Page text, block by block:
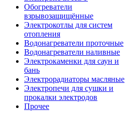
Обогреватели
взрывозащищённые
Электрокотлы для систем
отопления
Водонагреватели проточные
Водонагреватели наливные
Электрокаменки для саун и
бань
Электрорадиаторы масляные
Электропечи для сушки и
прокалки электродов
Прочее